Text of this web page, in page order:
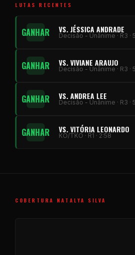
LUTAS RECENTES
GANHAR VS. JÉSSICA ANDRADE
Decisão - Unânime · R3 ·
GANHAR VS. VIVIANE ARAUJO
Decisão - Unânime · R3 ·
GANHAR VS. ANDREA LEE
Decisão - Unânime · R3 ·
GANHAR VS. VITÓRIA LEONARDO
KO/TKO · R1 · 2:58
COBERTURA NATALYA SILVA